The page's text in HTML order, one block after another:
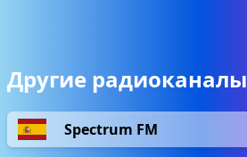
Другие радиоканалы
Spectrum FM